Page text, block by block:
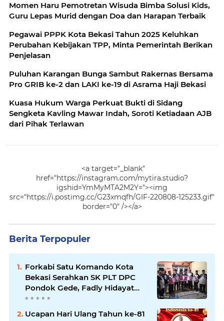
Momen Haru Pemotretan Wisuda Bimba Solusi Kids,
Guru Lepas Murid dengan Doa dan Harapan Terbaik
Pegawai PPPK Kota Bekasi Tahun 2025 Keluhkan
Perubahan Kebijakan TPP, Minta Pemerintah Berikan
Penjelasan
Puluhan Karangan Bunga Sambut Rakernas Bersama
Pro GRIB ke-2 dan LAKI ke-19 di Asrama Haji Bekasi
Kuasa Hukum Warga Perkuat Bukti di Sidang
Sengketa Kavling Mawar Indah, Soroti Ketiadaan AJB
dari Pihak Terlawan
<a target="_blank"
href="https://instagram.com/mytira.studio?
igshid=YmMyMTA2M2Y="><img
src="https://i.postimg.cc/G23xmqfh/GIF-220808-125233.gif"
border="0" /></a>
Berita Terpopuler
Forkabi Satu Komando Kota
Bekasi Serahkan SK PLT DPC
Pondok Gede, Fadly Hidayat
Dipercaya Memimpin
Ucapan Hari Ulang Tahun ke-81